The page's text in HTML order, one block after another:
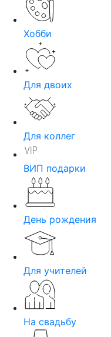
Хобби
Для двоих
Для коллег
ВИП подарки
День рождения
Для учителей
На свадьбу